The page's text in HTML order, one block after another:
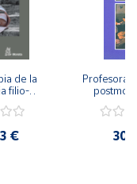
de la
filio-
y la
€